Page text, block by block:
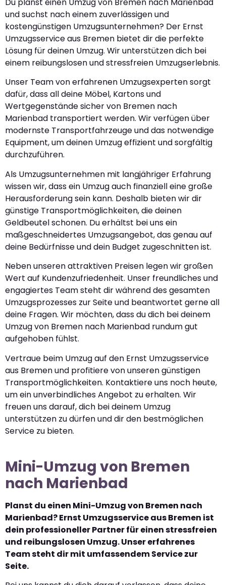
und suchst nach einem zuverlässigen und
kostengünstigen Umzugsunternehmen? Der Ernst
Umzugsservice aus Bremen bietet dir die perfekte
Lösung für deinen Umzug. Wir unterstützen dich bei
einem reibungslosen und stressfreien Umzugserlebnis.
Unser Team von erfahrenen Umzugsexperten sorgt
dafür, dass all deine Möbel, Kartons und
Wertgegenstände sicher von Bremen nach
Marienbad transportiert werden. Wir verfügen über
modernste Transportfahrzeuge und das notwendige
Equipment, um deinen Umzug effizient und sorgfältig
durchzuführen.
Als Umzugsunternehmen mit langjähriger Erfahrung
wissen wir, dass ein Umzug auch finanziell eine große
Herausforderung sein kann. Deshalb bieten wir dir
günstige Transportmöglichkeiten, die deinen
Geldbeutel schonen. Du erhältst bei uns ein
maßgeschneidertes Umzugsangebot, das genau auf
deine Bedürfnisse und dein Budget zugeschnitten ist.
Neben unseren attraktiven Preisen legen wir großen
Wert auf Kundenzufriedenheit. Unser freundliches und
engagiertes Team steht dir während des gesamten
Umzugsprozesses zur Seite und beantwortet gerne all
deine Fragen. Wir möchten, dass du dich bei deinem
Umzug von Bremen nach Marienbad rundum gut
aufgehoben fühlst.
Vertraue beim Umzug auf den Ernst Umzugsservice
aus Bremen und profitiere von unseren günstigen
Transportmöglichkeiten. Kontaktiere uns noch heute,
um ein unverbindliches Angebot zu erhalten. Wir
freuen uns darauf, dich bei deinem Umzug
unterstützen zu dürfen und dir den bestmöglichen
Service zu bieten.
Mini-Umzug von Bremen
nach Marienbad
Planst du einen Mini-Umzug von Bremen nach
Marienbad? Ernst Umzugsservice aus Bremen ist
dein professioneller Partner für einen stressfreien
und reibungslosen Umzug. Unser erfahrenes
Team steht dir mit umfassendem Service zur
Seite.